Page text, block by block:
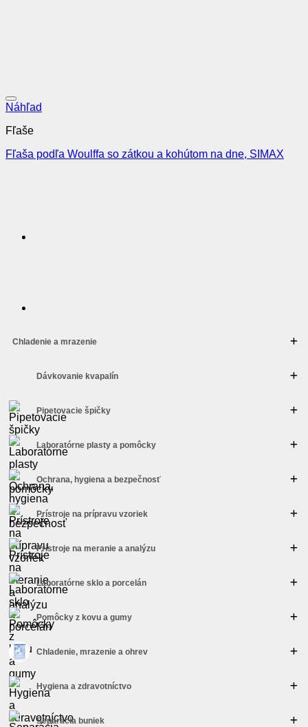
Náhľad
Fľaše
Fľaša podľa Woulffa so zátkou a kohútom na dne, SIMAX
Chladenie a mrazenie
Dávkovanie kvapalín
Pipetovacie špičky
Laboratórne plasty a pomôcky
Ochrana, hygiena a bezpečnosť
Prístroje na prípravu vzoriek
Prístroje na meranie a analýzu
Laboratórne sklo a porcelán
Pomôcky z kovu a gumy
Chladenie, mrazenie a ohrev
Hygiena a zdravotníctvo
Separácia buniek